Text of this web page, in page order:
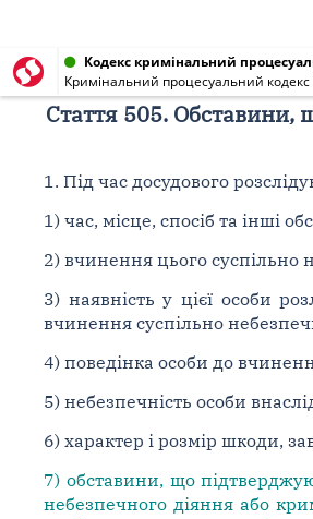
Кодекс кримінальний
Кримінальний процесуальний кодекс